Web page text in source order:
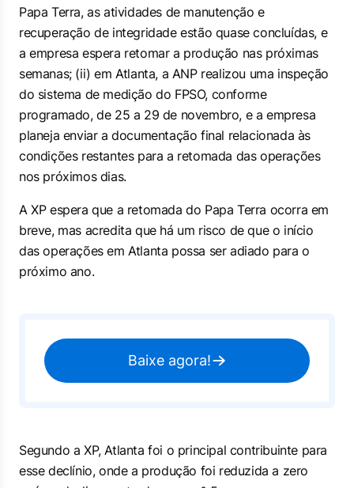
Papa Terra, as atividades de manutenção e
recuperação de integridade estão quase concluídas, e
a empresa espera retomar a produção nas próximas
semanas; (ii) em Atlanta, a ANP realizou uma inspeção
do sistema de medição do FPSO, conforme
programado, de 25 a 29 de novembro, e a empresa
planeja enviar a documentação final relacionada às
condições restantes para a retomada das operações
nos próximos dias.
A XP espera que a retomada do Papa Terra ocorra em
breve, mas acredita que há um risco de que o início
das operações em Atlanta possa ser adiado para o
próximo ano.
Baixe agora!
Segundo a XP, Atlanta foi o principal contribuinte para
esse declínio, onde a produção foi reduzida a zero